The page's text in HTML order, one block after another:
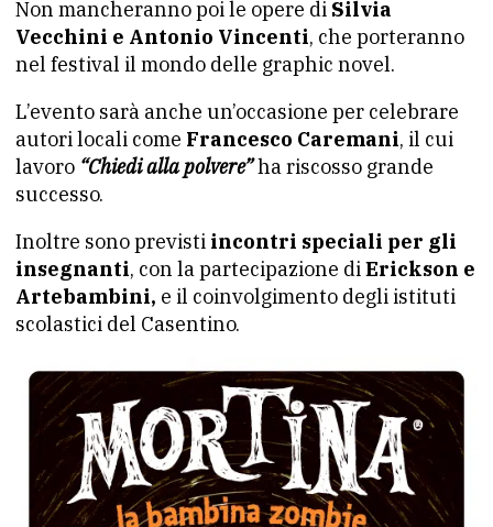
Non mancheranno poi le opere di Silvia
Vecchini e Antonio Vincenti, che porteranno
nel festival il mondo delle graphic novel.
L’evento sarà anche un’occasione per celebrare
autori locali come Francesco Caremani, il cui
lavoro “Chiedi alla polvere”ha riscosso grande
successo.
Inoltre sono previsti incontri speciali per gli
insegnanti, con la partecipazione diErickson e
Artebambini, e il coinvolgimento degli istituti
scolastici del Casentino.